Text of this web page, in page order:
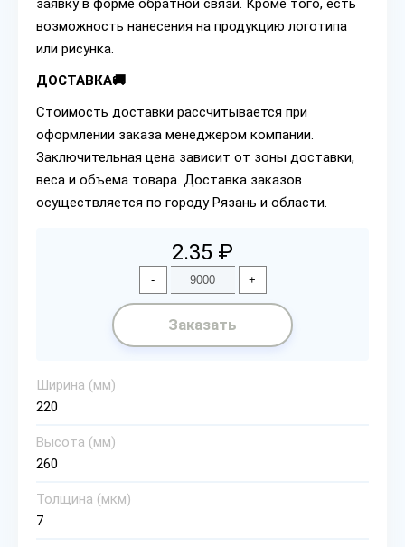
заявку в форме обратной связи. Кроме того, есть
возможность нанесения на продукцию логотипа
или рисунка.
ДОСТАВКА🚚
Стоимость доставки рассчитывается при
оформлении заказа менеджером компании.
Заключительная цена зависит от зоны доставки,
веса и объема товара. Доставка заказов
осуществляется по городу Рязань и области.
2.35 ₽
- +
Заказать
Ширина (мм)
220
Высота (мм)
260
Толщина (мкм)
7